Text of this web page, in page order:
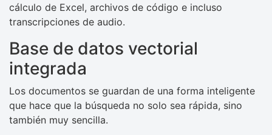
cálculo de Excel, archivos de código e incluso
transcripciones de audio.
Base de datos vectorial
integrada
Los documentos se guardan de una forma inteligente
que hace que la búsqueda no solo sea rápida, sino
también muy sencilla.